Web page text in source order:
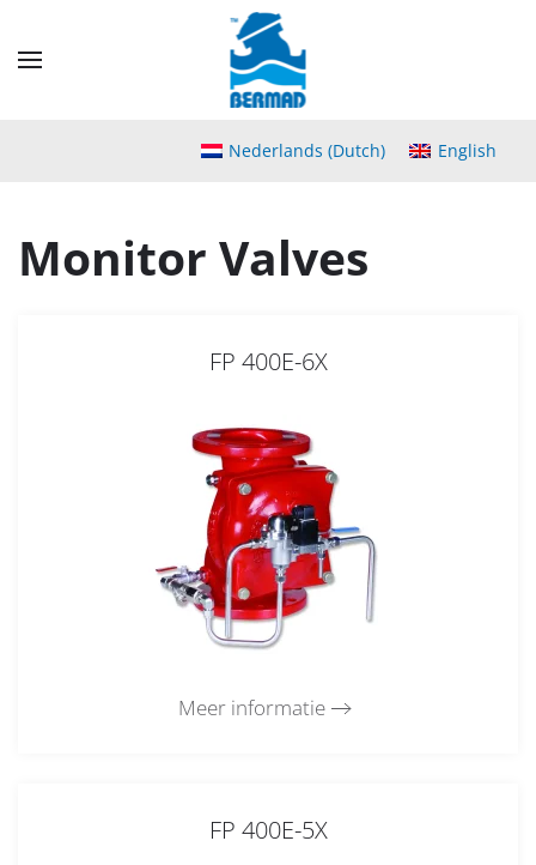
Nederlands (Dutch) English
Monitor Valves
FP 400E-6X
Meer informatie
FP 400E-5X